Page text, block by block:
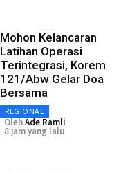
Mohon Kelancaran
Latihan Operasi
Terintegrasi, Korem
121/Abw Gelar Doa
Bersama
REGIONAL
OlehAde Ramli
8 jam yang lalu